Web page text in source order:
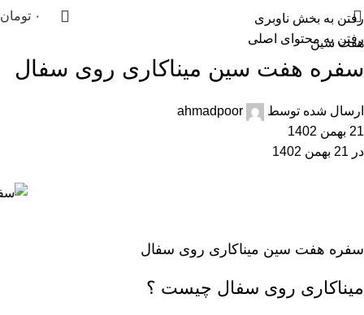
رفتن به بخش ناوبری
رفتن به محتوای اصلی
۰ تومان
هفت سین
سفره هفت سین میناکاری روی سفال
ارسال شده توسط
ahmadpoor
21 بهمن 1402
در 21 بهمن 1402
سفره هفت سین میناکاری روی سفال
میناکاری روی سفال چیست ؟